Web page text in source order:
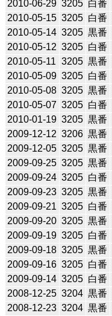
2010-06-29 3205 白番
2010-05-15 3205 白番
2010-05-14 3205 黒番
2010-05-12 3205 白番
2010-05-11 3205 黒番
2010-05-09 3205 白番
2010-05-08 3205 黒番
2010-05-07 3205 白番
2010-01-19 3205 黒番
2009-12-12 3206 黒番
2009-12-05 3205 黒番
2009-09-25 3205 黒番
2009-09-24 3205 白番
2009-09-23 3205 黒番
2009-09-21 3205 白番
2009-09-20 3205 黒番
2009-09-19 3205 白番
2009-09-18 3205 黒番
2009-09-16 3205 白番
2009-09-14 3205 白番
2008-12-25 3204 黒番
2008-12-23 3204 黒番